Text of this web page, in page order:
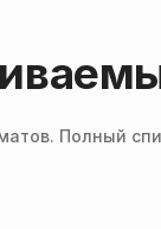
Полный